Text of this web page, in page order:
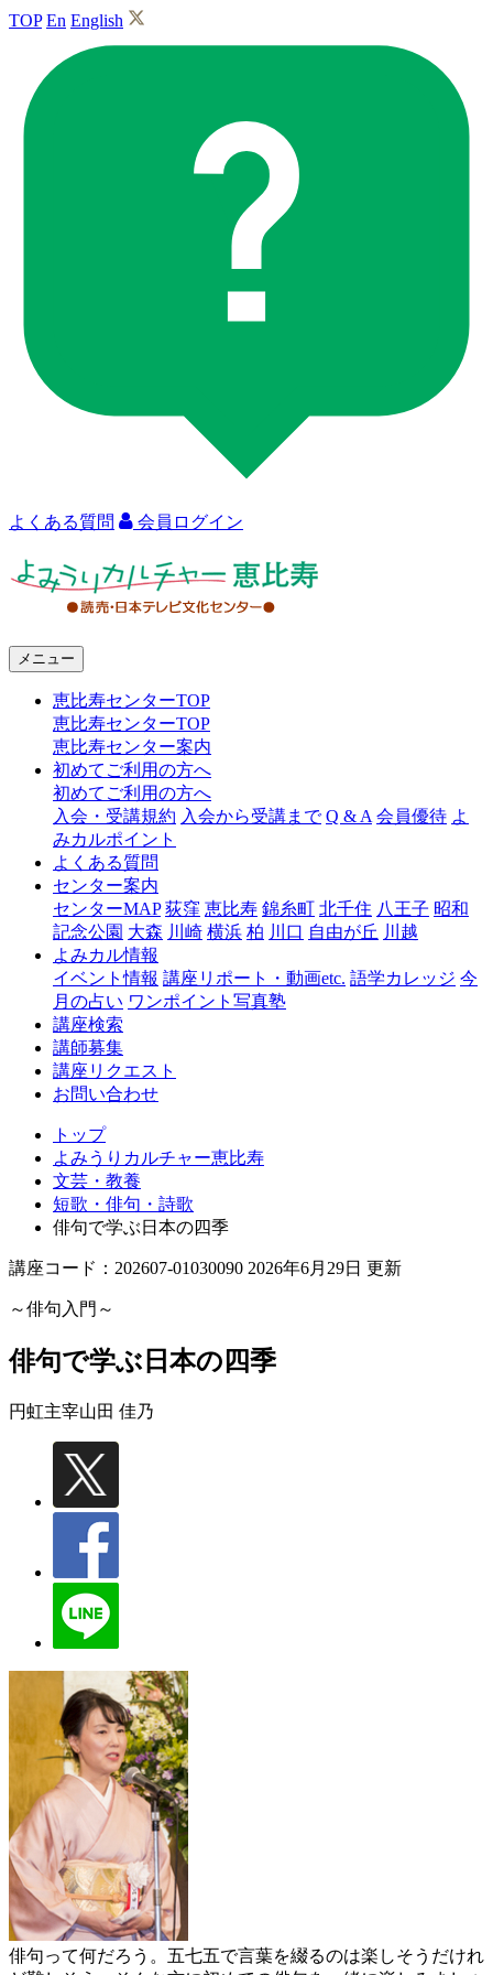
TOP En English
よくある質問 会員ログイン
ャ
比
メニュー
恵比寿センターTOP
恵比寿センターTOP
恵比寿センター案内
初めてご利用の方へ
初めてご利用の方へ
入会・受講規約 入会から受講まで Q & A 会員優待 よ
みカルポイント
よくある質問
センター案内
センターMAP 荻窪 恵比寿 錦糸町 北千住 八王子 昭和
記念公園 大森 川崎 横浜 柏 川口 自由が丘 川越
よみカル情報
イベント情報 講座リポート・動画etc. 語学カレッジ 今
月の占い ワンポイント写真塾
講座検索
講師募集
講座リクエスト
お問い合わせ
トップ
よみうりカルチャー恵比寿
文芸・教養
短歌・俳句・詩歌
俳句で学ぶ日本の四季
講座コード：202607-01030090 2026年6月29日 更新
～俳句入門～
俳句で学ぶ日本の四季
円虹主宰山田 佳乃
俳句って何だろう。五七五で言葉を綴るのは楽しそうだけれ